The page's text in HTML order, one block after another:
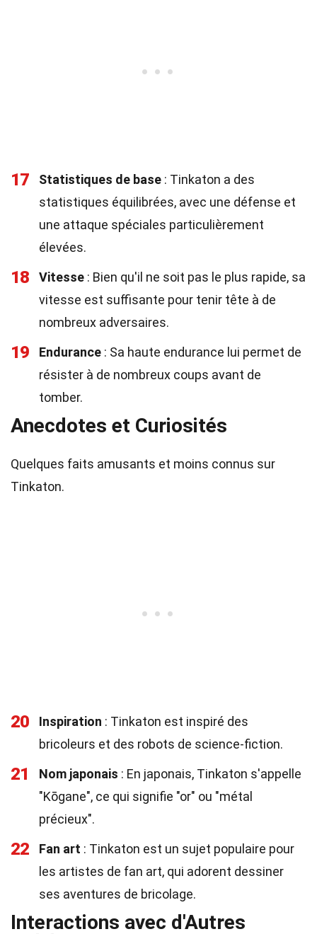
17 Statistiques de base : Tinkaton a des
statistiques équilibrées, avec une défense et
une attaque spéciales particulièrement
élevées.
18 Vitesse : Bien qu'il ne soit pas le plus rapide, sa
vitesse est suffisante pour tenir tête à de
nombreux adversaires.
19 Endurance : Sa haute endurance lui permet de
résister à de nombreux coups avant de
tomber.
Anecdotes et Curiosités
Quelques faits amusants et moins connus sur
Tinkaton.
20 Inspiration : Tinkaton est inspiré des
bricoleurs et des robots de science-fiction.
21 Nom japonais : En japonais, Tinkaton s'appelle
"Kōgane", ce qui signifie "or" ou "métal
précieux".
22 Fan art : Tinkaton est un sujet populaire pour
les artistes de fan art, qui adorent dessiner
ses aventures de bricolage.
Interactions avec d'Autres